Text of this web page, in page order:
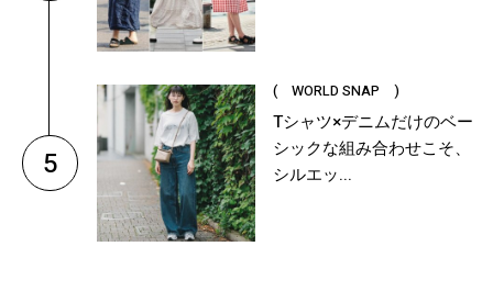
5
( WORLD SNAP )
Tシャツ×デニムだけのベー
シックな組み合わせこそ、
シルエッ...